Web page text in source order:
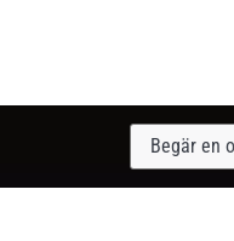
Begär en